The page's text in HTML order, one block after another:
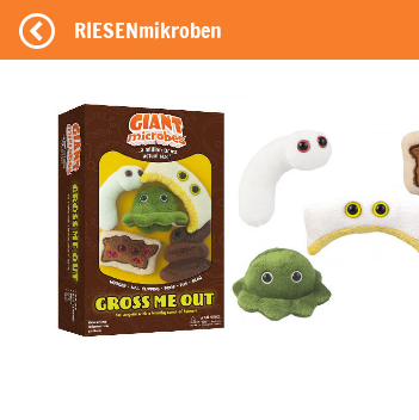
RIESENmikroben